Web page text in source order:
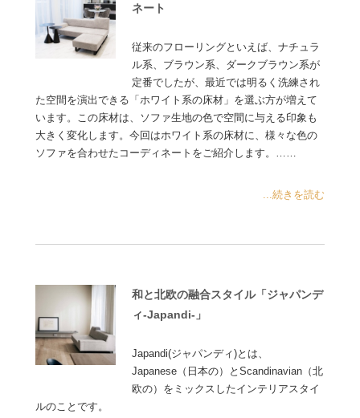
ネート
従来のフローリングといえば、ナチュラ
ル系、ブラウン系、ダークブラウン系が
定番でしたが、最近では明るく洗練され
た空間を演出できる「ホワイト系の床材」を選ぶ方が増えて
います。この床材は、ソファ生地の色で空間に与える印象も
大きく変化します。今回はホワイト系の床材に、様々な色の
ソファを合わせたコーディネートをご紹介します。……
...続きを読む
和と北欧の融合スタイル「ジャパンデ
ィ-Japandi-」
Japandi(ジャパンディ)とは、
Japanese（日本の）とScandinavian（北
欧の）をミックスしたインテリアスタイ
ルのことです。